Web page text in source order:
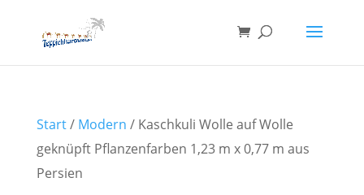
Start/ Modern / Kaschkuli Wolle auf Wolle
geknüpft Pflanzenfarben 1,23 m x 0,77 m aus
Persien